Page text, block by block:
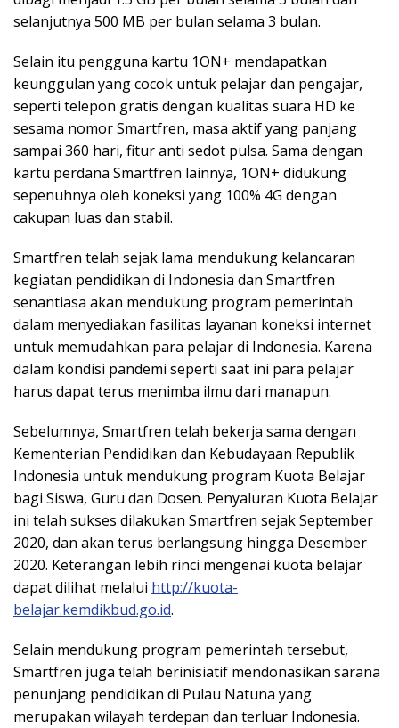
selanjutnya 500 MB per bulan selama 3 bulan.
Selain itu pengguna kartu 1ON+ mendapatkan
keunggulan yang cocok untuk pelajar dan pengajar,
seperti telepon gratis dengan kualitas suara HD ke
sesama nomor Smartfren, masa aktif yang panjang
sampai 360 hari, fitur anti sedot pulsa. Sama dengan
kartu perdana Smartfren lainnya, 1ON+ didukung
sepenuhnya oleh koneksi yang 100% 4G dengan
cakupan luas dan stabil.
Smartfren telah sejak lama mendukung kelancaran
kegiatan pendidikan di Indonesia dan Smartfren
senantiasa akan mendukung program pemerintah
dalam menyediakan fasilitas layanan koneksi internet
untuk memudahkan para pelajar di Indonesia. Karena
dalam kondisi pandemi seperti saat ini para pelajar
harus dapat terus menimba ilmu dari manapun.
Sebelumnya, Smartfren telah bekerja sama dengan
Kementerian Pendidikan dan Kebudayaan Republik
Indonesia untuk mendukung program Kuota Belajar
bagi Siswa, Guru dan Dosen. Penyaluran Kuota Belajar
ini telah sukses dilakukan Smartfren sejak September
2020, dan akan terus berlangsung hingga Desember
2020. Keterangan lebih rinci mengenai kuota belajar
dapat dilihat melalui http://kuota-
belajar.kemdikbud.go.id.
Selain mendukung program pemerintah tersebut,
Smartfren juga telah berinisiatif mendonasikan sarana
penunjang pendidikan di Pulau Natuna yang
merupakan wilayah terdepan dan terluar Indonesia.